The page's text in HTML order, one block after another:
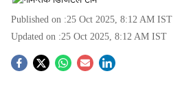
Published on :25 Oct 2025, 8:12 AM IST
Updated on :25 Oct 2025, 8:12 AM IST
S